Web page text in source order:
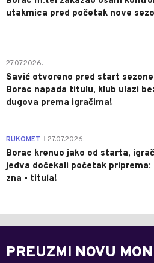
utakmica pred početak nove
27.07.2026.
Savić otvoreno pred start
Borac napada titulu, klub ulazi
dugova prema igračima!
RUKOMET 27.07.2026.
Borac krenuo jako od starta,
jedva dočekali početak priprema:
zna - titula!
PREUZMI NOVU